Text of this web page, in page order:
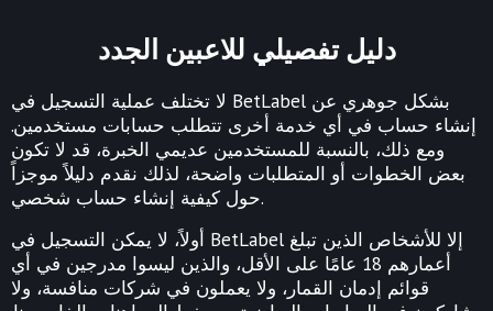
دليل تفصيلي للاعبين الجدد
لا تختلف عملية التسجيل في BetLabel بشكل جوهري عن
إنشاء حساب في أي خدمة أخرى تتطلب حسابات مستخدمين.
ومع ذلك، بالنسبة للمستخدمين عديمي الخبرة، قد لا تكون
بعض الخطوات أو المتطلبات واضحة، لذلك نقدم دليلاً موجزاً
حول كيفية إنشاء حساب شخصي.
أولاً، لا يمكن التسجيل في BetLabel إلا للأشخاص الذين تبلغ
أعمارهم 18 عامًا على الأقل، والذين ليسوا مدرجين في أي
قوائم إدمان القمار، ولا يعملون في شركات منافسة، ولا